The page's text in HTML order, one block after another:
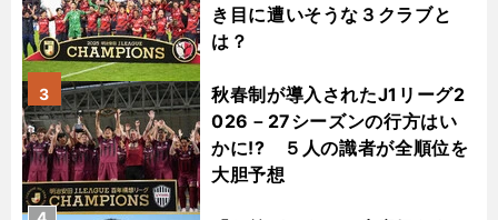
き目に遭いそうな３クラブと
は？
秋春制が導入されたJ1リーグ2
026－27シーズンの行方はい
かに!? ５人の識者が全順位を
大胆予想
3